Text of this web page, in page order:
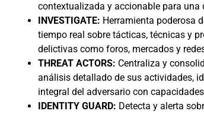
contextualizada y accionable para una
INVESTIGATE: Herramienta poderosa
tiempo real sobre tácticas, técnicas y
delictivas como foros, mercados y
THREAT ACTORS: Centraliza y
análisis detallado de sus actividades,
integral del adversario con
IDENTITY GUARD: Detecta y alerta